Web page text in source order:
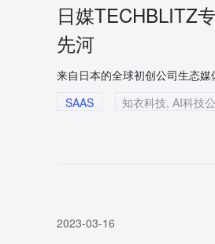
日媒TECHBLITZ
先河
来自日本的全球初创公司生态
SAAS
2023-03-16